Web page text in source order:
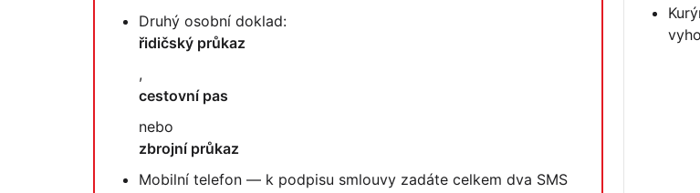
Druhý osobní doklad:
řidičský průkaz
,
cestovní pas
nebo
zbrojní průkaz
Mobilní telefon — k podpisu smlouvy zadáte celkem dva SMS